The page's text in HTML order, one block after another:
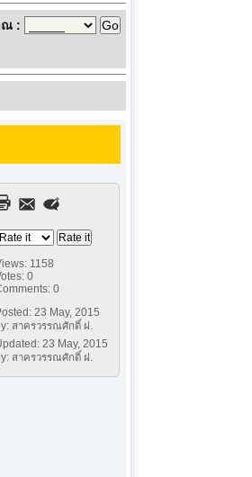
ณ :
1158
0
0
23 May, 2015
สาครวรรณศักดิ์ ฝ.
23 May, 2015
สาครวรรณศักดิ์ ฝ.